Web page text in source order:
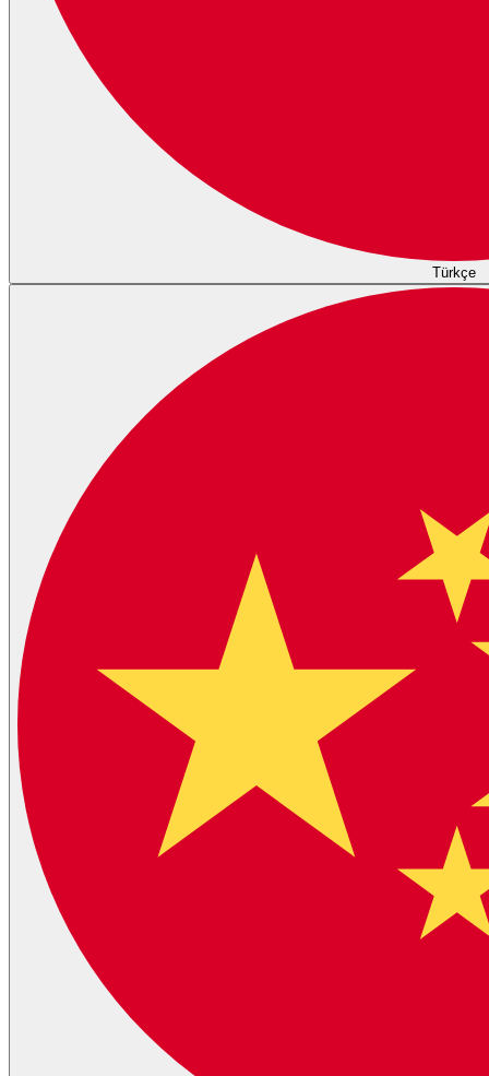
Türkçe